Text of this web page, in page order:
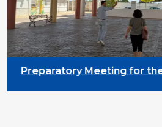
Preparatory Meeting for the